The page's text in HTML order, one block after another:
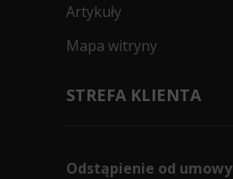
Artykuły
Mapa witryny
STREFA KLIENTA
Odstąpienie od umowy